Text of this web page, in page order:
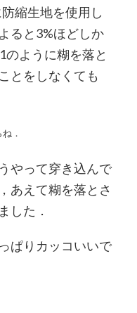
縮生地を使用し
ると3%ほどしか
ように糊を落と
とをしなくても
．
やって穿き込んで
あえて糊を落とさ
した．
ぱりカッコいいで